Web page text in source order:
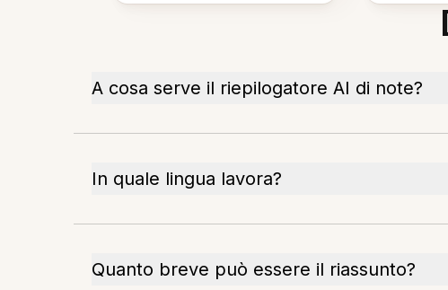
A cosa serve il riepilogatore AI di note?
In quale lingua lavora?
Quanto breve può essere il riassunto?